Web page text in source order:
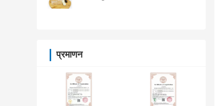
प्रमाणन